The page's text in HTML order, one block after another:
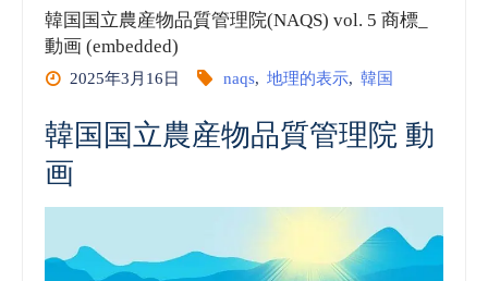
韓国国立農産物品質管理院(NAQS) vol. 5 商標_
動画 (embedded)
2025年3月16日 naqs, 地理的表示, 韓国
韓国国立農産物品質管理院 動
画